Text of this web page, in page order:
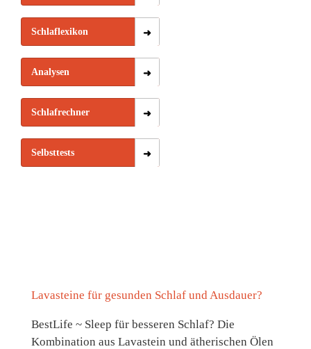
Schlaflexikon
Analysen
Schlafrechner
Selbsttests
Lavasteine für gesunden Schlaf und Ausdauer?
BestLife ~ Sleep für besseren Schlaf? Die
Kombination aus Lavastein und ätherischen Ölen